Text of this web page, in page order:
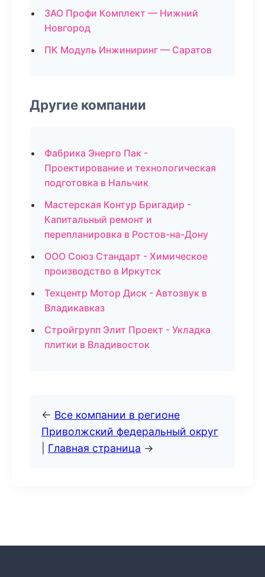
ЗАО Профи Комплект — Нижний
Новгород
ПК Модуль Инжиниринг — Саратов
Другие компании
Фабрика Энерго Пак -
Проектирование и технологическая
подготовка в Нальчик
Мастерская Контур Бригадир -
Капитальный ремонт и
перепланировка в Ростов-на-Дону
ООО Союз Стандарт - Химическое
производство в Иркутск
Техцентр Мотор Диск - Автозвук в
Владикавказ
Стройгрупп Элит Проект - Укладка
плитки в Владивосток
← Все компании в регионе
Приволжский федеральный округ
Главная страница →